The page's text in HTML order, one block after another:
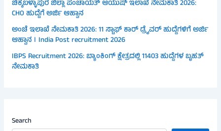
ಚಿಕ್ಕಬಳ್ಳಾಪುರ ಜಿಲ್ಲಾ ಪಂಚಾಯತ್ ಆಯುಷ್ ಇಲಾಖೆ ನೇಮಕಾತಿ 2026:
CHO ಹುದ್ದೆಗೆ ಅರ್ಜಿ ಆಹ್ವಾನ
ಅಂಚೆ ಇಲಾಖೆ ನೇಮಕಾತಿ 2026: 11 ಸ್ಟಾಫ್ ಕಾರ್ ಡ್ರೈವರ್ ಹುದ್ದೆಗಳಿಗೆ ಅರ್ಜಿ
ಆಹ್ವಾನ । India Post recruitment 2026
IBPS Recruitment 2026: ಬ್ಯಾಂಕಿಂಗ್ ಕ್ಷೇತ್ರದಲ್ಲಿ 11403 ಹುದ್ದೆಗಳ ಬೃಹತ್
ನೇಮಕಾತಿ
Search